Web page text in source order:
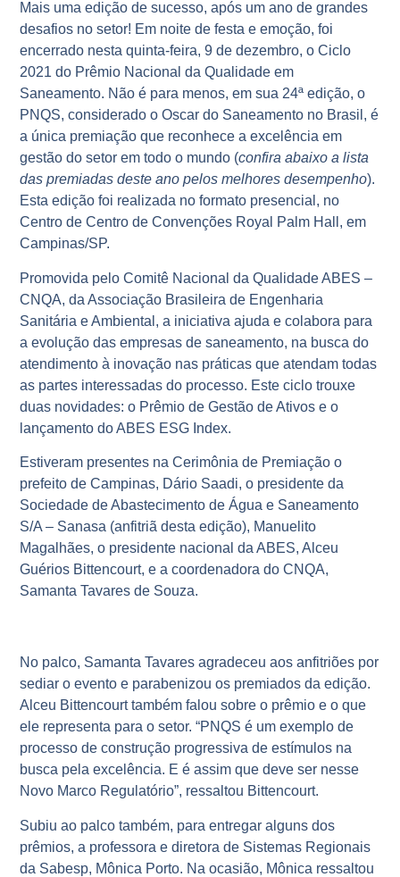
Mais uma edição de sucesso, após um ano de grandes
desafios no setor! Em noite de festa e emoção, foi
encerrado nesta quinta-feira, 9 de dezembro, o Ciclo
2021 do Prêmio Nacional da Qualidade em
Saneamento. Não é para menos, em sua 24ª edição, o
PNQS, considerado o Oscar do Saneamento no Brasil, é
a única premiação que reconhece a excelência em
gestão do setor em todo o mundo (confira abaixo a lista
das premiadas deste ano pelos melhores desempenho).
Esta edição foi realizada no formato presencial, no
Centro de Centro de Convenções Royal Palm Hall, em
Campinas/SP.
Promovida pelo Comitê Nacional da Qualidade ABES –
CNQA, da Associação Brasileira de Engenharia
Sanitária e Ambiental, a iniciativa ajuda e colabora para
a evolução das empresas de saneamento, na busca do
atendimento à inovação nas práticas que atendam todas
as partes interessadas do processo. Este ciclo trouxe
duas novidades: o Prêmio de Gestão de Ativos e o
lançamento do ABES ESG Index.
Estiveram presentes na Cerimônia de Premiação o
prefeito de Campinas, Dário Saadi, o presidente da
Sociedade de Abastecimento de Água e Saneamento
S/A – Sanasa (anfitriã desta edição), Manuelito
Magalhães, o presidente nacional da ABES, Alceu
Guérios Bittencourt, e a coordenadora do CNQA,
Samanta Tavares de Souza.
No palco, Samanta Tavares agradeceu aos anfitriões por
sediar o evento e parabenizou os premiados da edição.
Alceu Bittencourt também falou sobre o prêmio e o que
ele representa para o setor. “PNQS é um exemplo de
processo de construção progressiva de estímulos na
busca pela excelência. E é assim que deve ser nesse
Novo Marco Regulatório”, ressaltou Bittencourt.
Subiu ao palco também, para entregar alguns dos
prêmios, a professora e diretora de Sistemas Regionais
da Sabesp, Mônica Porto. Na ocasião, Mônica ressaltou